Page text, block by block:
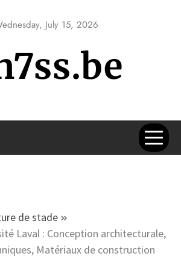
July 15, 2026
de stade
Laval : Conception architecturale,
Matériaux de construction